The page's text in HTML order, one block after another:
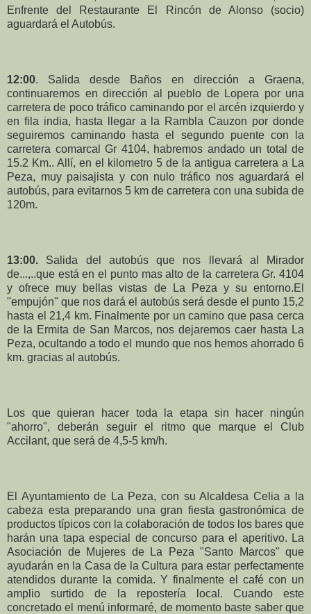
Enfrente del Restaurante El Rincón de Alonso (socio)
aguardará el Autobús.
12:00. Salida desde Baños en dirección a Graena,
continuaremos en dirección al pueblo de Lopera por una
carretera de poco tráfico caminando por el arcén izquierdo y
en fila india, hasta llegar a la Rambla Cauzon por donde
seguiremos caminando hasta el segundo puente con la
carretera comarcal Gr 4104, habremos andado un total de
15.2 Km.. Allí, en el kilometro 5 de la antigua carretera a La
Peza, muy paisajista y con nulo tráfico nos aguardará el
autobús, para evitarnos 5 km de carretera con una subida de
120m.
13:00. Salida del autobús que nos llevará al Mirador
de...,..que está en el punto mas alto de la carretera Gr. 4104
y ofrece muy bellas vistas de La Peza y su entorno.El
"empujón" que nos dará el autobús será desde el punto 15,2
hasta el 21,4 km. Finalmente por un camino que pasa cerca
de la Ermita de San Marcos, nos dejaremos caer hasta La
Peza, ocultando a todo el mundo que nos hemos ahorrado 6
km. gracias al autobús.
Los que quieran hacer toda la etapa sin hacer ningún
"ahorro", deberán seguir el ritmo que marque el Club
Accilant, que será de 4,5-5 km/h.
El Ayuntamiento de La Peza, con su Alcaldesa Celia a la
cabeza esta preparando una gran fiesta gastronómica de
productos típicos con la colaboración de todos los bares que
harán una tapa especial de concurso para el aperitivo. La
Asociación de Mujeres de La Peza "Santo Marcos" que
ayudarán en la Casa de la Cultura para estar perfectamente
atendidos durante la comida. Y finalmente el café con un
amplio surtido de la repostería local. Cuando este
concretado el menú informaré, de momento baste saber que